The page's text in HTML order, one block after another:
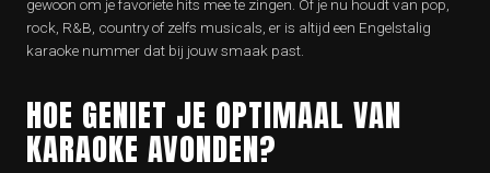
gewoon om je favoriete hits mee te zingen. Of je nu houdt van pop,
rock, R&B, country of zelfs musicals, er is altijd een Engelstalig
karaoke nummer dat bij jouw smaak past.
HOE GENIET JE OPTIMAAL VAN
KARAOKE AVONDEN?